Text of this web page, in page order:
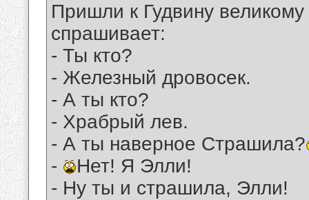
Пришли к Гудвину
спрашивает:
- Ты кто?
- Железный дровосек.
- А ты кто?
- Храбрый лев.
- А ты наверное Страшила?
-
Нет! Я Элли!
- Ну ты и страшила, Элли!